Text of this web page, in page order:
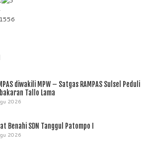
diwakili MPW – Satgas RAMPAS Sulsel Peduli
Tallo Lama
2026
Benahi SDN Tanggul Patompo I
2026